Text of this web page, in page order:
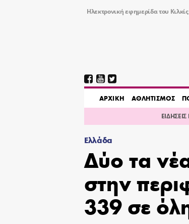
Ηλεκτρονική εφημερίδα του Κιλκίς
AΡΧΙΚΗ ΑΘΛΗΤΙΣΜΟΣ
Ελλάδα
Δύο τα
στην
339 σε